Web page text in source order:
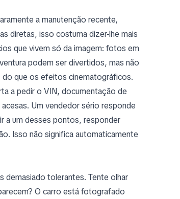
a manutenção recente,
diretas, isso costuma dizer-lhe mais
que vivem só da imagem: fotos em
podem ser divertidos, mas não
do que os efeitos cinematográficos.
a pedir o VIN, documentação de
Um vendedor sério responde
a um desses pontos, responder
Isso não significa automaticamente
demasiado tolerantes. Tente olhar
O carro está fotografado